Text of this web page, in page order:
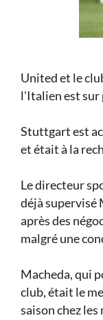
United et le
l'Italien est sur
Stuttgart est
et était à la
Le directeur
déjà supervisé
après des
malgré une
Macheda, qui
club, était le
saison chez